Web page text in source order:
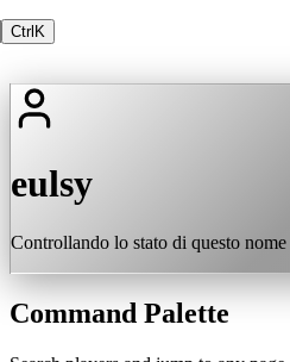
Ctrl K
eulsy
Controllando lo stato di questo nome
Command Palette